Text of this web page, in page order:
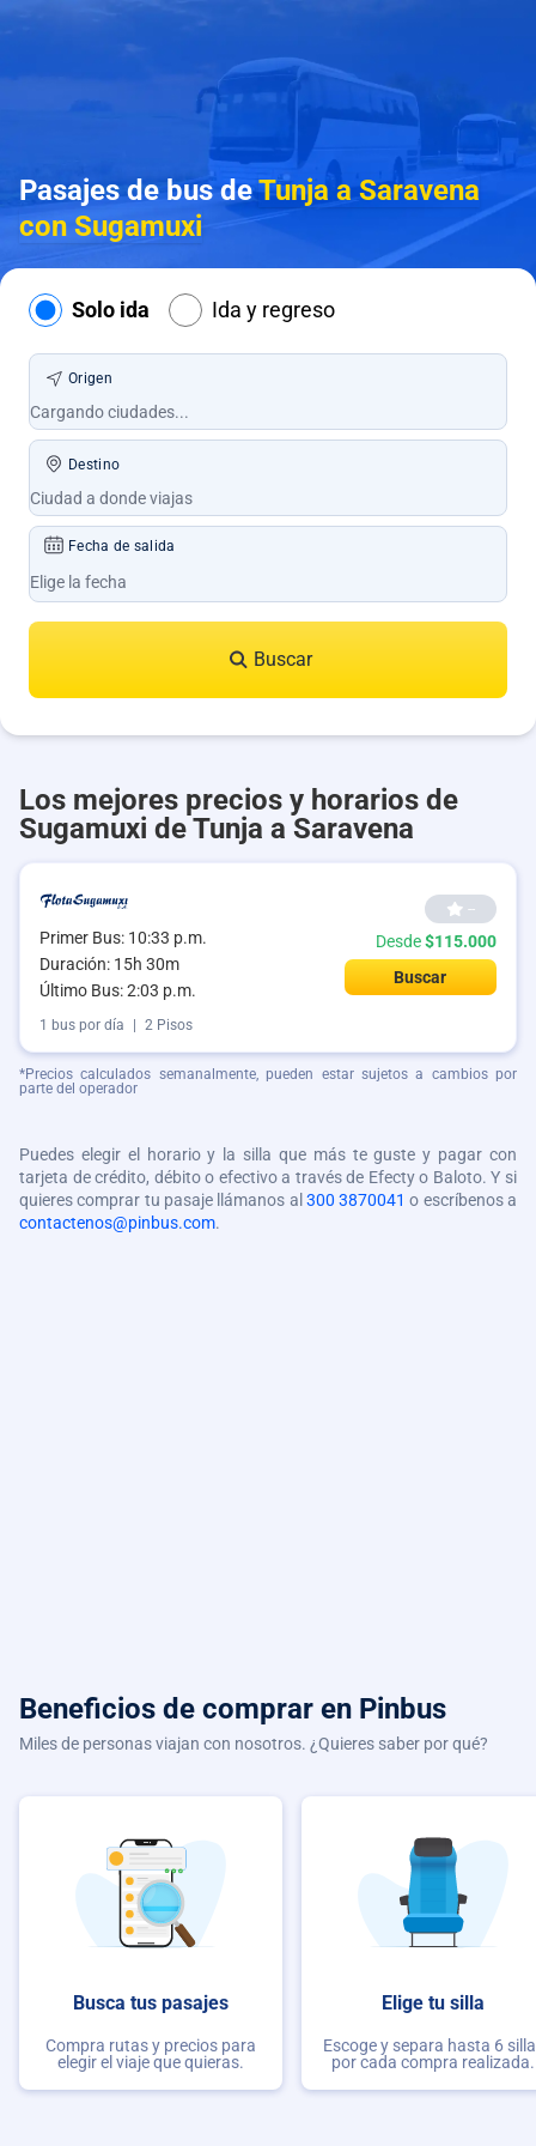
Pasajes de bus deTunja a Saravena
con Sugamuxi
Solo ida Ida y regreso
Origen
Destino
Fecha de salida
Buscar
Los mejores precios y horarios de
Sugamuxi de Tunja a Saravena
Primer Bus: 10:33 p.m.
Duración: 15h 30m
Último Bus: 2:03 p.m.
--
Desde$115.000
Buscar
1 bus por día | 2 Pisos
*Precios calculados semanalmente, pueden estar sujetos a cambios por
parte del operador
Puedes elegir el horario y la silla que más te guste y pagar con
tarjeta de crédito, débito o efectivo a través de Efecty o Baloto. Y si
quieres comprar tu pasaje llámanos al 300 3870041 o escríbenos a
contactenos@pinbus.com.
Beneficios de comprar en Pinbus
Miles de personas viajan con nosotros. ¿Quieres saber por qué?
Busca tus pasajes
Compra rutas y precios para
elegir el viaje que quieras.
Elige tu silla
Escoge y separa hasta 6
por cada compra realizada.